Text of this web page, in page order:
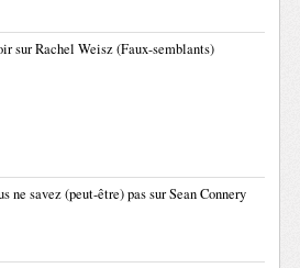
sur Rachel Weisz (Faux-semblants)
ne savez (peut-être) pas sur Sean Connery